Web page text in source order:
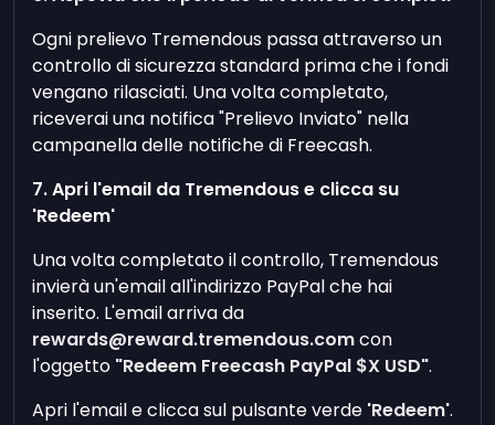
Ogni prelievo Tremendous passa attraverso un
controllo di sicurezza standard prima che i fondi
vengano rilasciati. Una volta completato,
riceverai una notifica "Prelievo Inviato" nella
campanella delle notifiche di Freecash.
7. Apri l'email da Tremendous e clicca su
'Redeem'
Una volta completato il controllo, Tremendous
invierà un'email all'indirizzo PayPal che hai
inserito. L'email arriva da
rewards@reward.tremendous.comcon
l'oggetto "Redeem Freecash PayPal $X USD".
Apri l'email e clicca sul pulsante verde 'Redeem'.